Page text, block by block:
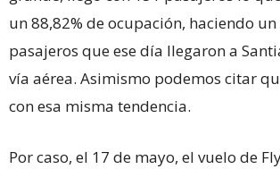
un 88,82% de ocupación, haciendo
pasajeros que ese día llegaron a
vía aérea. Asimismo podemos citar
con esa misma tendencia.
Por caso, el 17 de mayo, el vuelo de